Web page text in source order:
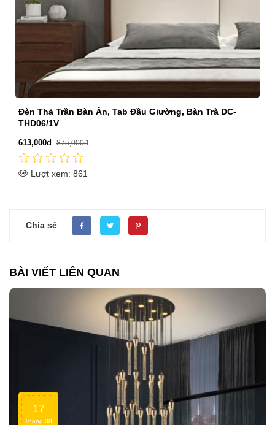
Đèn Thả Trang Trí 350mm DR21-B9648/3
2,212,000đ 3,160,000đ
Lượt xem: 2011
Chia sẻ
BÀI VIẾT LIÊN QUAN
17
Tháng 08